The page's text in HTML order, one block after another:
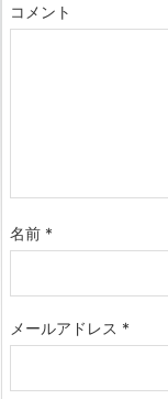
コメント
名前 *
メールアドレス *